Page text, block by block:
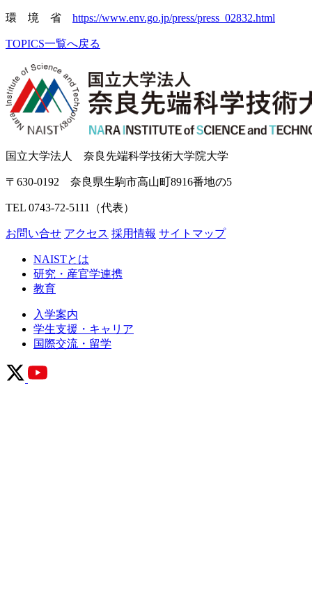
環 境 省 https://www.env.go.jp/press/press_02832.html
TOPICS一覧へ戻る
国立大学法人 奈良先端科学技術大学院大学
〒630-0192 奈良県生駒市高山町8916番地の5
TEL 0743-72-5111（代表）
お問い合せ アクセス 採用情報 サイトマップ
NAISTとは
研究・産官学連携
教育
入学案内
学生支援・キャリア
国際交流・留学